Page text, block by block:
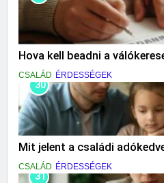
Hova kell beadni a
CSALÁD ÉRDESSÉGEK
30
Mit jelent a családi
CSALÁD ÉRDESSÉGEK
31